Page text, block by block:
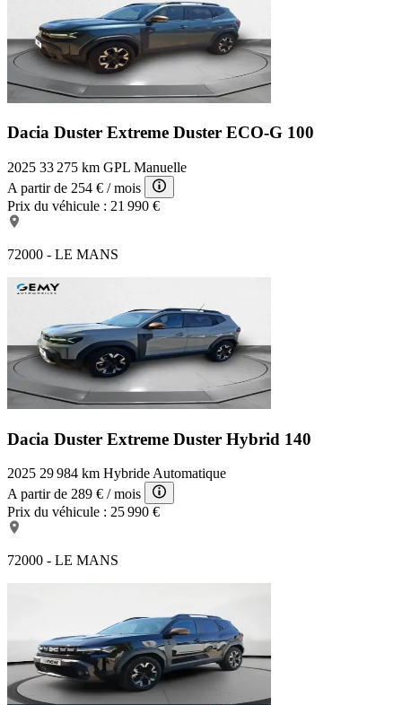
Dacia Duster Extreme Duster ECO-G 100
2025 33 275 km GPL Manuelle
A partir de 254 € / mois
Prix du véhicule : 21 990 €
72000 - LE MANS
Dacia Duster Extreme Duster Hybrid 140
2025 29 984 km HybrideAutomatique
A partir de 289 € / mois
Prix du véhicule : 25 990 €
72000 - LE MANS